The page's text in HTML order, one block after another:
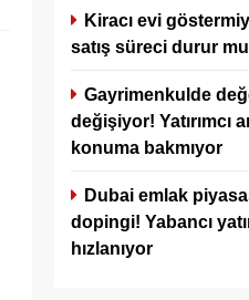
Kiracı evi
satış süreci durur
Gayrimenkulde
değişiyor! Yatırımcı
konuma bakmıyor
Dubai emlak
dopingi! Yabancı
hızlanıyor